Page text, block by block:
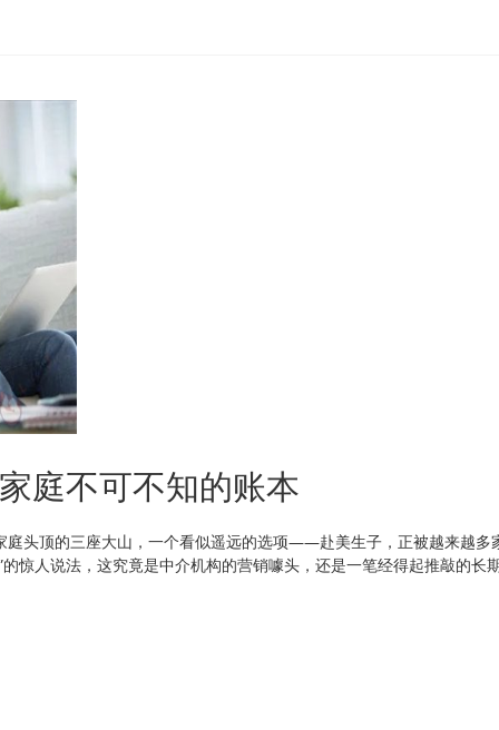
庭不可不知的账本
庭头顶的三座大山，一个看似遥远的选项——赴美生子，正被越来越多
惊人说法，这究竟是中介机构的营销噱头，还是一笔经得起推敲的长